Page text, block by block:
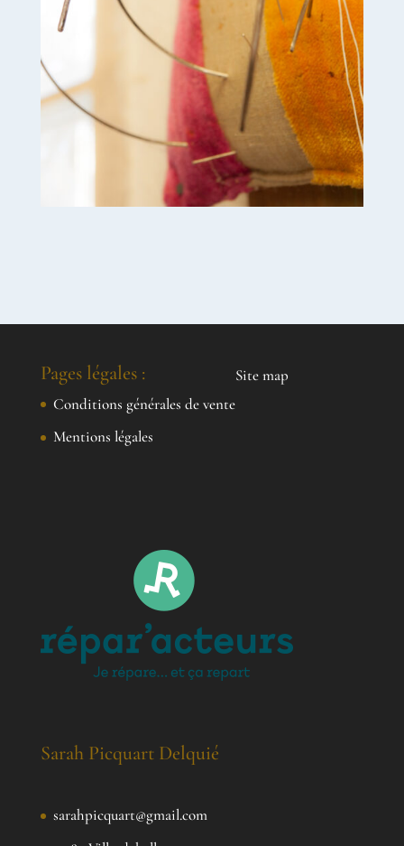
Pages légales :
Conditions générales de vente
Mentions légales
Site map
Sarah Picquart Delquié
sarahpicquart@gmail.com